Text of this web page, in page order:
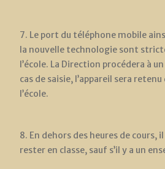
7. Le port du téléphone mobile
la nouvelle technologie sont
l’école. La Direction procédera à
cas de saisie, l’appareil sera
l’école.
8. En dehors des heures de cours,
rester en classe, sauf s’il y a un